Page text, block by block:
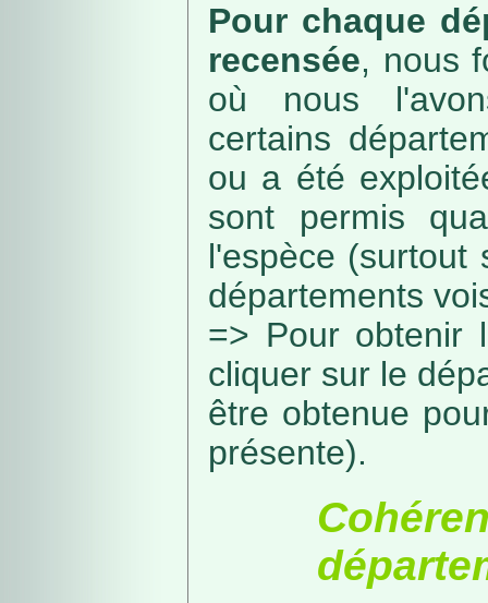
Pour chaque
recensée, nous
où nous
certains
ou a été
sont permis
l'espèce (surtout
départements
=> Pour obtenir
cliquer sur le
être obtenue
présente).